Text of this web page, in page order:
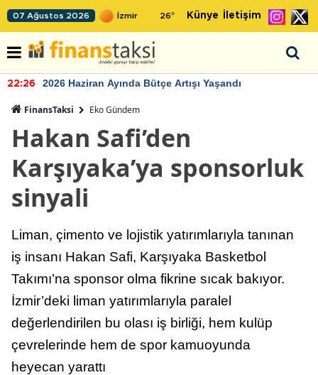
07 Ağustos 2026 26° Künye İletişim
22:26 2026 Haziran Ayında Bütçe Artışı Yaşandı
FinansTaksi Eko Gündem
Hakan Safi’den
Karşıyaka’ya sponsorluk
sinyali
Liman, çimento ve lojistik yatırımlarıyla tanınan
iş insanı Hakan Safi, Karşıyaka Basketbol
Takımı’na sponsor olma fikrine sıcak bakıyor.
İzmir’deki liman yatırımlarıyla paralel
değerlendirilen bu olası iş birliği, hem kulüp
çevrelerinde hem de spor kamuoyunda
heyecan yarattı